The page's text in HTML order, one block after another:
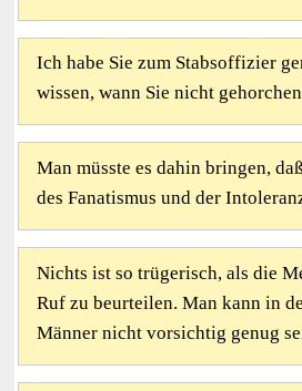
Ich habe Sie zum Stabsoffizier
wissen, wann Sie nicht
Man müsste es dahin bringen,
des Fanatismus und der
Nichts ist so trügerisch, als die
Ruf zu beurteilen. Man kann in
Männer nicht vorsichtig genug